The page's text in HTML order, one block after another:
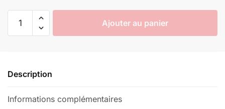
Ajouter au panier
Description
Informations complémentaires